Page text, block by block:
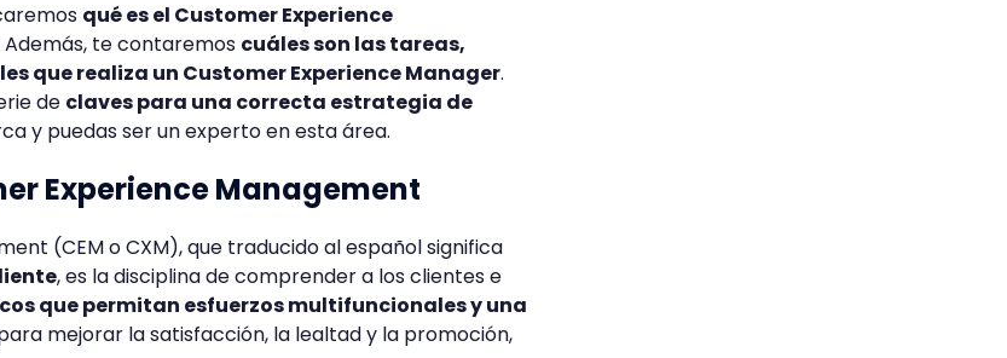
qué es el Customer Experience
Además, te contaremos cuáles son las tareas,
que realiza un Customer Experience Manager.
de claves para una correcta estrategia de
y puedas ser un experto en esta área.
Experience Management
(CEM o CXM), que traducido al español significa
, es la disciplina de comprender a los clientes e
que permitan esfuerzos multifuncionales y una
mejorar la satisfacción, la lealtad y la promoción,